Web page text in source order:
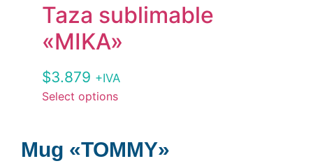
Taza sublimable
«MIKA»
$3.879 +IVA
Select options
Mug «TOMMY»